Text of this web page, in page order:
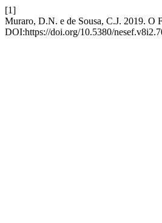
[1]
Muraro, D.N. e de Sousa, C.J.
DOI:https://doi.org/10.5380/